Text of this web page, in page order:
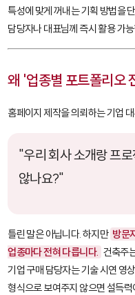
특성에 맞게 꺼내는 기획 방법을
담당자나 대표님께 즉시 활용 가
왜 '업종별 포트폴리오
홈페이지 제작을 의뢰하는 기업
"우리 회사 소개랑 프
않나요?"
틀린 말은 아닙니다. 하지만 방문
업종마다 전혀 다릅니다. 건축주
기업 구매 담당자는 기술 시연 영
형식으로 보여주지 않으면 설득